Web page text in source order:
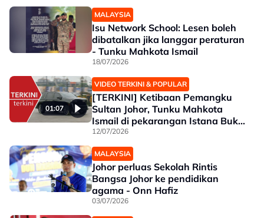
MALAYSIA
Isu Network School: Lesen boleh
dibatalkan jika langgar peraturan
- Tunku Mahkota Ismail
18/07/2026
01:07
VIDEO TERKINI & POPULAR
[TERKINI] Ketibaan Pemangku
Sultan Johor, Tunku Mahkota
Ismail di pekarangan Istana Bukit
Serene
12/07/2026
MALAYSIA
Johor perluas Sekolah Rintis
Bangsa Johor ke pendidikan
agama - Onn Hafiz
03/07/2026